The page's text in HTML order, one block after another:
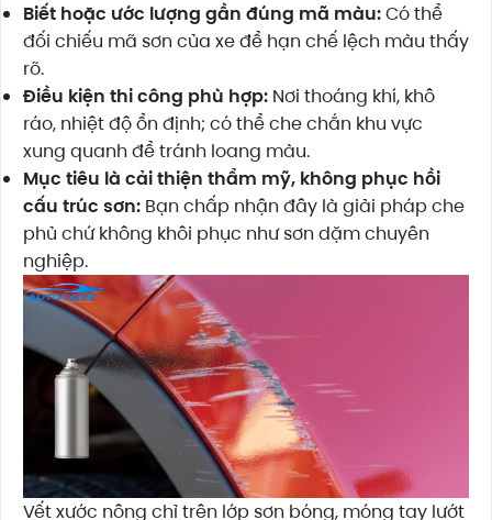
Biết hoặc ước lượng gần đúng mã màu:Có thể
đối chiếu mã sơn của xe để hạn chế lệch màu thấy
rõ.
Điều kiện thi công phù hợp: Nơi thoáng khí, khô
ráo, nhiệt độ ổn định; có thể che chắn khu vực
xung quanh để tránh loang màu.
Mục tiêu là cải thiện thẩm mỹ, không phục hồi
cấu trúc sơn: Bạn chấp nhận đây là giải pháp che
phủ chứ không khôi phục như sơn dặm chuyên
nghiệp.
Vết xước nông chỉ trên lớp sơn bóng, móng tay lướt